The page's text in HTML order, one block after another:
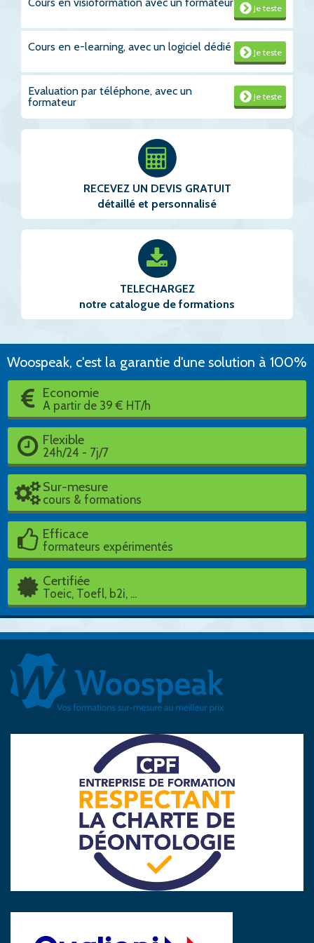
Je teste
Je teste
Cours en e-learning, avec un logiciel dédié
Je teste
Evaluation par téléphone, avec un
formateur
RECEVEZ UN DEVIS GRATUIT
détaillé et personnalisé
TELECHARGEZ
notre catalogue de formations
Woospeak, c'est la garantie d'une solution à 100%
Economie
A partir de 39 € HT/h
Flexible
24h/24 - 7j/7
Sur-mesure
cours & formations
Efficace
formateurs expérimentés
Certifiée
Toeic, Toefl, b2i, ...